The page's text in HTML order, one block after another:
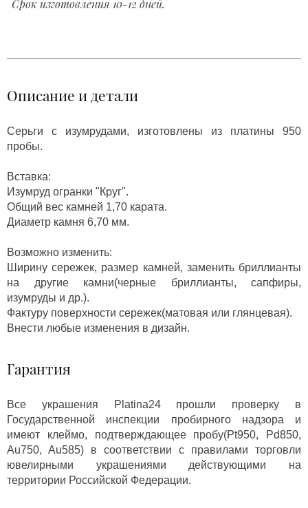
Срок изготовления 10-12 дней.
Описание и детали
Серьги с изумрудами, изготовлены из платины 950
пробы.
Вставка:
Изумруд огранки "Круг".
Общий вес камней 1,70 карата.
Диаметр камня 6,70 мм.
Возможно изменить:
Ширину сережек, размер камней, заменить бриллианты
на другие камни(черные бриллианты, сапфиры,
изумруды и др.).
Фактуру поверхности сережек(матовая или глянцевая).
Внести любые изменения в дизайн.
Гарантия
Все украшения Platina24 прошли проверку в
Государственной инспекции пробирного надзора и
имеют клеймо, подтверждающее пробу(Pt950, Pd850,
Au750, Au585) в соответствии с правилами торговли
ювелирными украшениями действующими на
территории Российской Федерации.